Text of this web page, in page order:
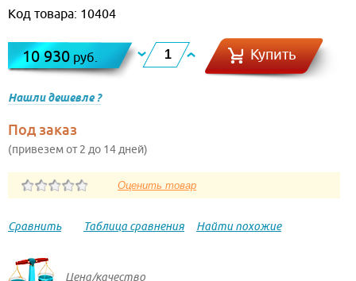
Код товара: 10404
10 930 руб. Купить
Нашли дешевле ?
Под заказ
(привезем от 2 до 14 дней)
Сравнить Таблица сравнения Найти похожие
Цена/качество